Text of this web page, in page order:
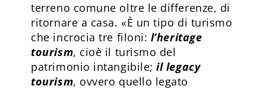
terreno comune oltre le differenze, di
ritornare a casa. «È un tipo di turismo
che incrocia tre filoni: l’heritage
tourism, cioè il turismo del
patrimonio intangibile;il legacy
tourism, ovvero quello legato